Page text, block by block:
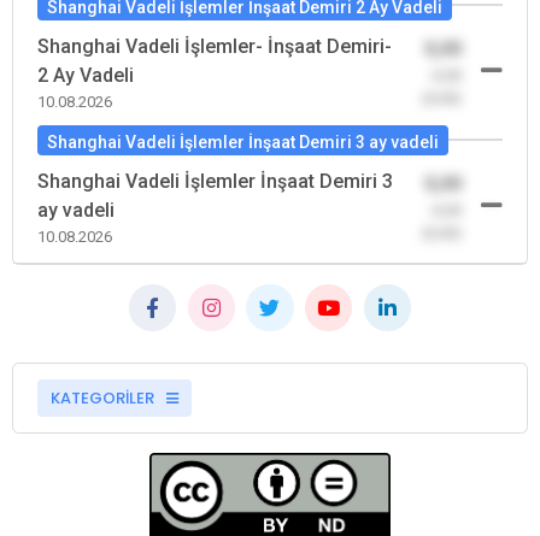
Shanghai Vadeli İşlemler İnşaat Demiri 2 Ay Vadeli
Shanghai Vadeli İşlemler- İnşaat Demiri-
2 Ay Vadeli
10.08.2026
Shanghai Vadeli İşlemler İnşaat Demiri 3 ay vadeli
Shanghai Vadeli İşlemler İnşaat Demiri 3
ay vadeli
10.08.2026
KATEGORİLER